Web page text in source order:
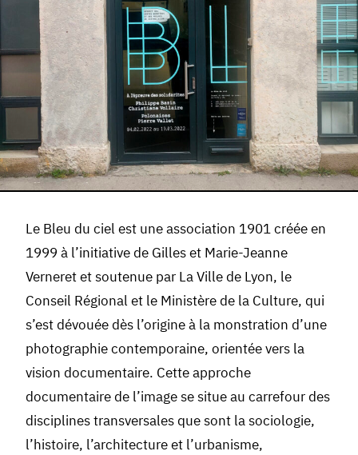
Le Bleu du ciel est une association 1901 créée en
1999 à l’initiative de Gilles et Marie-Jeanne
Verneret et soutenue par La Ville de Lyon, le
Conseil Régional et le Ministère de la Culture, qui
s’est dévouée dès l’origine à la monstration d’une
photographie contemporaine, orientée vers la
vision documentaire. Cette approche
documentaire de l’image se situe au carrefour des
disciplines transversales que sont la sociologie,
l’histoire, l’architecture et l’urbanisme,